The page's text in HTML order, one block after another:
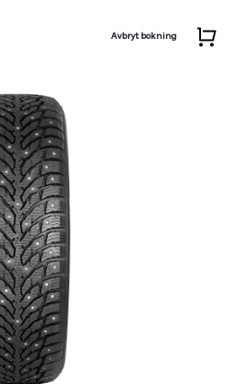
Avbryt bokning